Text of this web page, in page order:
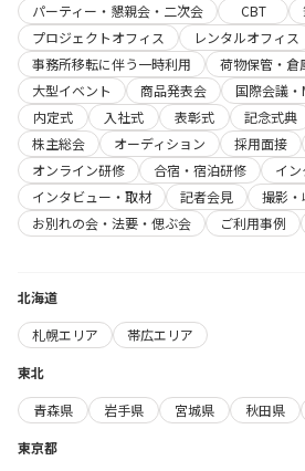
パーティー・懇親会・二次会
CBT
プロジェクトオフィス
レンタルオフィス
事務所移転に伴う一時利用
荷物保管・倉
大型イベント
商品発表会 国際会議・
内定式
入社式 表彰式 記念式典
株主総会
オーディション 採用面接
オンライン研修
合宿・宿泊研修
イ
インタビュー・取材
記者会見
撮影・
お別れの会・法要・偲ぶ会
ご利用事例
北海道
札幌エリア
帯広エリア
東北
青森県
岩手県 宮城県 秋田県
東京都